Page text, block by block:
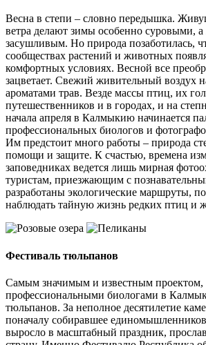
Весна в степи – словно передышка.
ветра делают зимы особенно суровыми,
засушливым. Но природа позаботилась,
сообществах растений и животных
комфортных условиях. Весной все
зацветает. Свежий живительный воздух
ароматами трав. Везде массы птиц, их
путешественников и в городах, и на
начала апреля в Калмыкию начинается
профессиональных биологов и
Им предстоит много работы – природа
помощи и защите. К счастью, времена
заповедниках ведется лишь мирная
туристам, приезжающим с
разработаны экологические маршруты,
наблюдать тайную жизнь редких птиц и
Фестиваль тюльпанов
Самым значимым и известным проектом,
профессиональными биологами в
тюльпанов. За неполное десятилетие
поначалу собиравшее
выросло в масштабный праздник,